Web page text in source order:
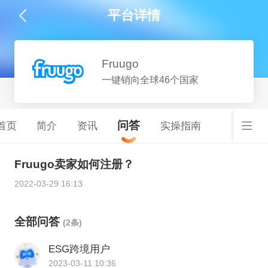
平台详情
Fruugo
一键销向全球46个国家
页 简介 资讯 问答 实操指南
Fruugo卖家如何注册？
2022-03-29 16:13
全部问答 (2条)
ESG跨境用户
2023-03-11 10:36